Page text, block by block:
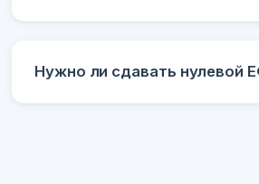
Нужно ли сдавать нулевой